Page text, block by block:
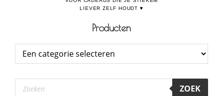
Producten
Producten
zoeken ZOEK